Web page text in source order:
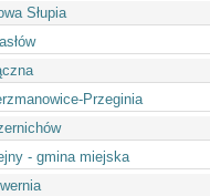
Słupia
Przeginia
- gmina miejska